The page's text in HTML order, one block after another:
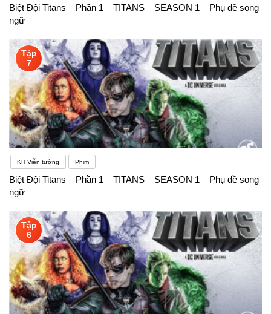
Biệt Đội Titans – Phần 1 – TITANS – SEASON 1 – Phụ đề song
ngữ
Tập
7
KH Viễn tưởng Phim
Biệt Đội Titans – Phần 1 – TITANS – SEASON 1 – Phụ đề song
ngữ
Tập
6